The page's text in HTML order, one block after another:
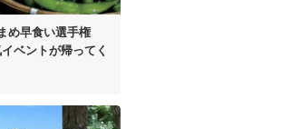
め早食い選手権
ベントが帰ってく